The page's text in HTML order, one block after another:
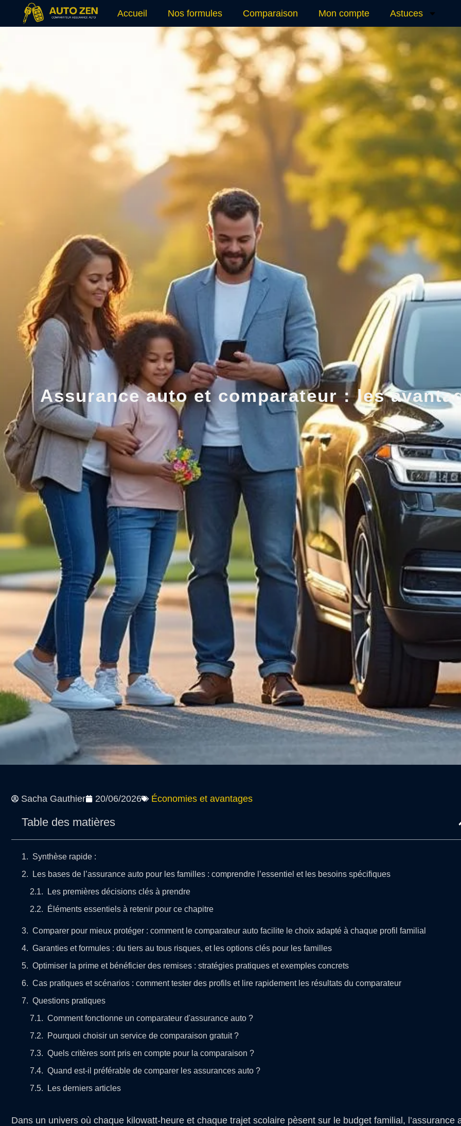
Accueil Nos formules Comparaison Mon compte Astuces
Assurance auto et comparateur : les
Sacha Gauthier 20/06/2026 Économies et avantages
Table des matières
Synthèse rapide :
Les bases de l’assurance auto pour les familles : comprendre l’essentiel et les besoins spécifiques
Les premières décisions clés à prendre
Éléments essentiels à retenir pour ce chapitre
Comparer pour mieux protéger : comment le comparateur auto facilite le choix adapté à chaque profil familial
Garanties et formules : du tiers au tous risques, et les options clés pour les familles
Optimiser la prime et bénéficier des remises : stratégies pratiques et exemples concrets
Cas pratiques et scénarios : comment tester des profils et lire rapidement les résultats du comparateur
Questions pratiques
Comment fonctionne un comparateur d'assurance auto ?
Pourquoi choisir un service de comparaison gratuit ?
Quels critères sont pris en compte pour la comparaison ?
Quand est-il préférable de comparer les assurances auto ?
Les derniers articles
Dans un univers où chaque kilowatt-heure et chaque trajet scolaire pèsent sur le budget familial, l’assurance